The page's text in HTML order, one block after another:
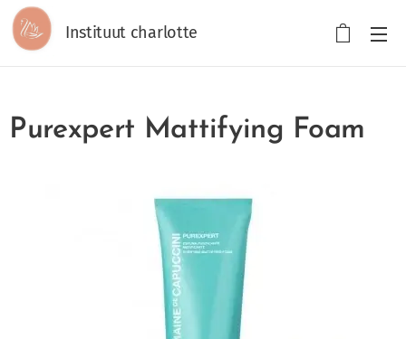
Instituut charlotte
Purexpert Mattifying Foam